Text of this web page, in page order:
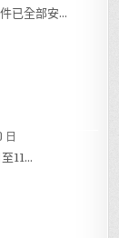
已全部安…
小白 S3 PRO電動輔助
日
11…
在必行